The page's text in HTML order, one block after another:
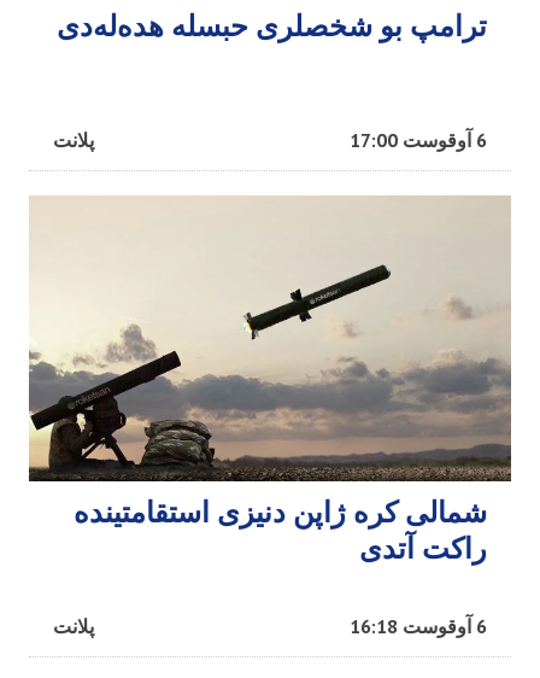
ترامپ بو شخصلری حبسله هده‌له‌دی
پلانت 6 آوقوست 17:00
شمالی کره ژاپن دنیزی استقامتینده
راکت آتدی
پلانت 6 آوقوست 16:18